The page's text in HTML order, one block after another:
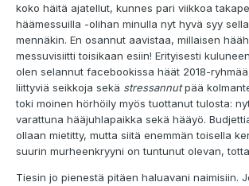
koko häitä ajatellut, kunnes pari viikkoa
häämessuilla -olihan minulla nyt hyvä syy
mennäkin. En osannut aavistaa, millaisen
messuvisiitti toisikaan esiin! Erityisesti
olen selannut facebookissa häät 2018-
liittyviä seikkoja sekä stressannutpää
toki moinen hörhöily myös tuottanut tulosta:
varattuna hääjuhlapaikka sekä hääyö.
ollaan mietitty, mutta siitä enemmän toisella
suurin murheenkryyni on tuntunut olevan,
Tiesin jo pienestä pitäen haluavani naimisiin.